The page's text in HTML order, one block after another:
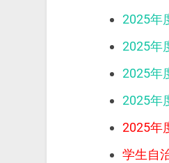
2025年
2025年
2025年
2025年
2025年
学生自